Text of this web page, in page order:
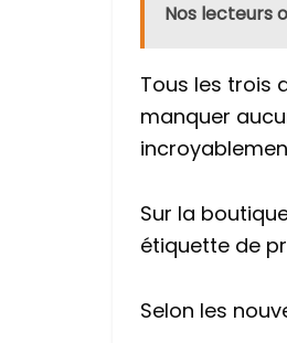
Nos lecteurs
Tous les trois
manquer
Sur la
étiquette de
Selon les